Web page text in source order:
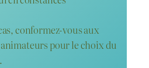
conformez-vous aux
pour le choix du